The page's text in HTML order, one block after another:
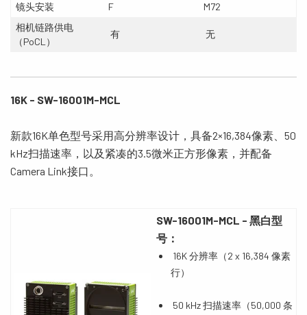
镜头安装
F
M72
相机链路供电
（PoCL）
有 无
16K - SW-16001M-MCL
新款16K单色型号采用高分辨率设计，具备2×16,384像素、50
kHz扫描速率，以及紧凑的3.5微米正方形像素，并配备
Camera Link接口。
SW-16001M-MCL - 黑白型
号：
16K 分辨率（2 x 16,384 像素
行）
50 kHz 扫描速率（50,000 条